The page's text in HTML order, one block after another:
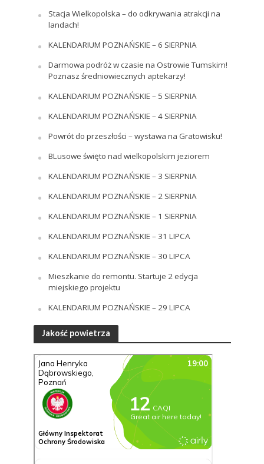
Stacja Wielkopolska – do odkrywania atrakcji na
landach!
KALENDARIUM POZNAŃSKIE – 6 SIERPNIA
Darmowa podróż w czasie na Ostrowie Tumskim!
Poznasz średniowiecznych aptekarzy!
KALENDARIUM POZNAŃSKIE – 5 SIERPNIA
KALENDARIUM POZNAŃSKIE – 4 SIERPNIA
Powrót do przeszłości – wystawa na Gratowisku!
BLusowe święto nad wielkopolskim jeziorem
KALENDARIUM POZNAŃSKIE – 3 SIERPNIA
KALENDARIUM POZNAŃSKIE – 2 SIERPNIA
KALENDARIUM POZNAŃSKIE – 1 SIERPNIA
KALENDARIUM POZNAŃSKIE – 31 LIPCA
KALENDARIUM POZNAŃSKIE – 30 LIPCA
Mieszkanie do remontu. Startuje 2 edycja
miejskiego projektu
KALENDARIUM POZNAŃSKIE – 29 LIPCA
Jakość powietrza